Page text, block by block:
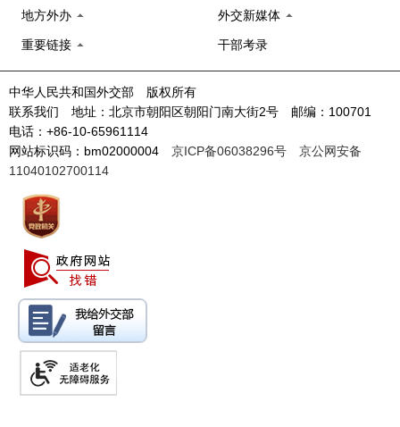
地方外办 外交新媒体
重要链接 干部考录
中华人民共和国外交部 版权所有
联系我们 地址：北京市朝阳区朝阳门南大街2号 邮编：100701
电话：+86-10-65961114
网站标识码：bm02000004 京ICP备06038296号
京公网安备
11040102700114